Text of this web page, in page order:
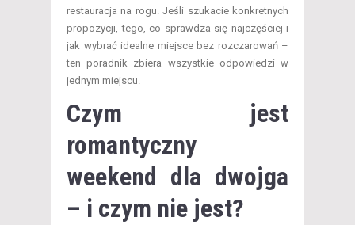
restauracja na rogu. Jeśli szukacie konkretnych
propozycji, tego, co sprawdza się najczęściej i
jak wybrać idealne miejsce bez rozczarowań –
ten poradnik zbiera wszystkie odpowiedzi w
jednym miejscu.
Czym jest
romantyczny
weekend dla dwojga
– i czym nie jest?